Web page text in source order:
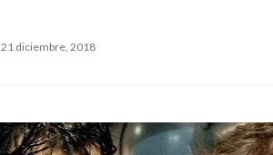
Publicado
21 diciembre, 2018